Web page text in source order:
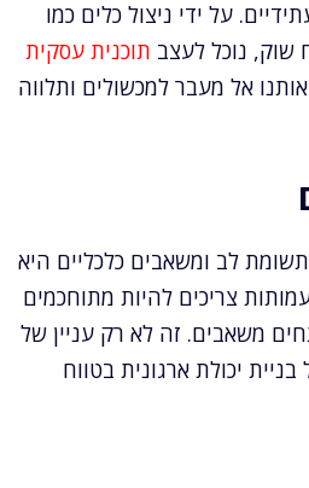
על ידי ניצול כלים כמו
שוק, נוכל לעצב תוכנית עסקית
אל מעבר למכשולים ותלווה
לב ומשאבים כלכליים היא
צריכים להיות מתוחכמים
משאבים. זה לא רק עניין של
יכולת ארגונית בטווח